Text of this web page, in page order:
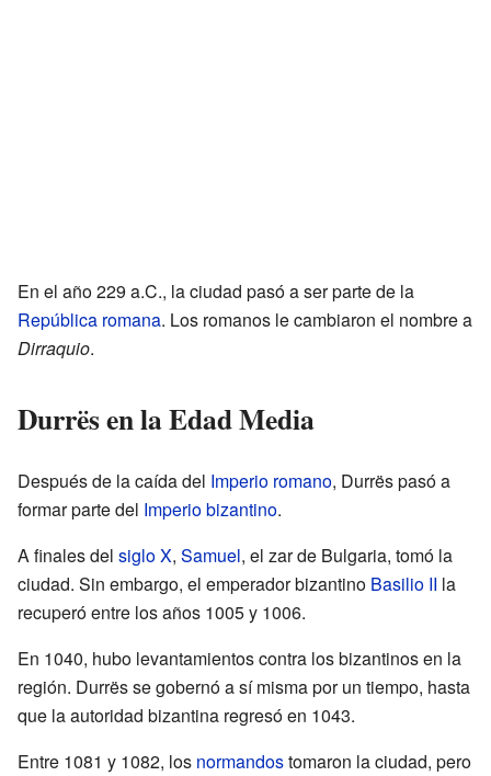
En el año 229 a.C., la ciudad pasó a ser parte de la
República romana. Los romanos le cambiaron el nombre a
Dirraquio.
Durrës en la Edad Media
Después de la caída del Imperio romano, Durrës pasó a
formar parte del Imperio bizantino.
A finales del siglo X, Samuel, el zar de Bulgaria, tomó la
ciudad. Sin embargo, el emperador bizantino Basilio II la
recuperó entre los años 1005 y 1006.
En 1040, hubo levantamientos contra los bizantinos en la
región. Durrës se gobernó a sí misma por un tiempo, hasta
que la autoridad bizantina regresó en 1043.
Entre 1081 y 1082, los normandostomaron la ciudad, pero